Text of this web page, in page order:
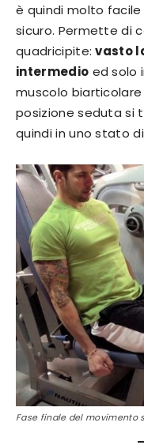
è quindi molto
sicuro. Permette di
quadricipite:vasto
intermedio ed solo
muscolo biarticolare
posizione seduta si
quindi in uno stato
Fase finale del movimento